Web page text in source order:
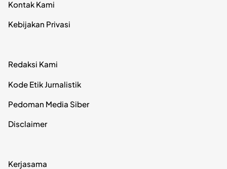
Kontak Kami
Kebijakan Privasi
Redaksi Kami
Kode Etik Jurnalistik
Pedoman Media Siber
Disclaimer
Kerjasama